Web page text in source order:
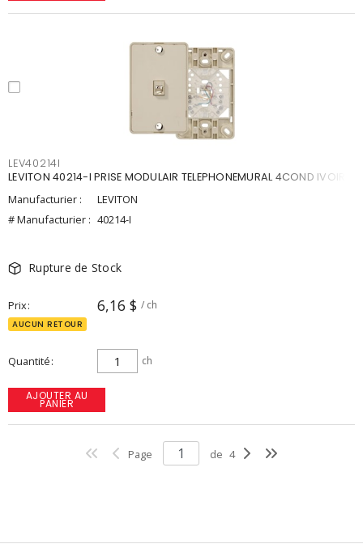
LEV40214I
LEVITON 40214-I PRISE MODULAIR TELEPHONEMURAL 4COND IVOIRE
Manufacturier :
LEVITON
# Manufacturier : 40214-I
Rupture de Stock
Prix 6,16 $ / ch
AUCUN RETOUR
Quantité ch
AJOUTER AU
PANIER
Page de 4